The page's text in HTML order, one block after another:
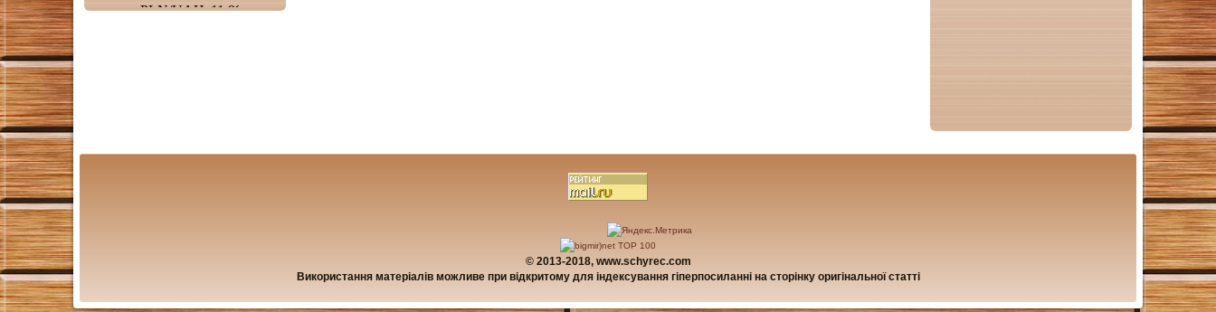
© 2013-2018, www.schyrec.com
Використання матеріалів можливе при відкритому для індексування гіперпосиланні на сторінку оригінальної статті